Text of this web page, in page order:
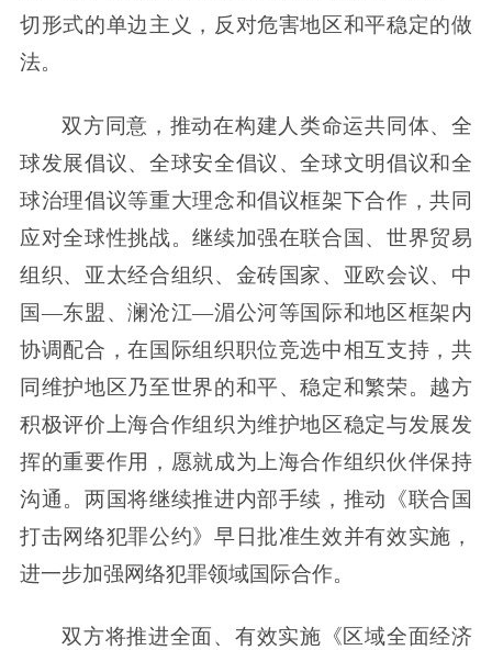
切形式的单边主义，反对危害地区和平稳定的做
法。
双方同意，推动在构建人类命运共同体、全
球发展倡议、全球安全倡议、全球文明倡议和全
球治理倡议等重大理念和倡议框架下合作，共同
应对全球性挑战。继续加强在联合国、世界贸易
组织、亚太经合组织、金砖国家、亚欧会议、中
国—东盟、澜沧江—湄公河等国际和地区框架内
协调配合，在国际组织职位竞选中相互支持，共
同维护地区乃至世界的和平、稳定和繁荣。越方
积极评价上海合作组织为维护地区稳定与发展发
挥的重要作用，愿就成为上海合作组织伙伴保持
沟通。两国将继续推进内部手续，推动《联合国
打击网络犯罪公约》早日批准生效并有效实施，
进一步加强网络犯罪领域国际合作。
双方将推进全面、有效实施《区域全面经济